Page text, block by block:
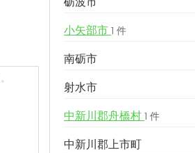
小矢部市 1 件
南砺市
射水市
中新川郡舟橋村 1 件
中新川郡上市町